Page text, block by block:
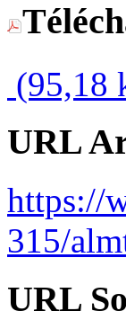
(95,18
URL
https://
315/
URL